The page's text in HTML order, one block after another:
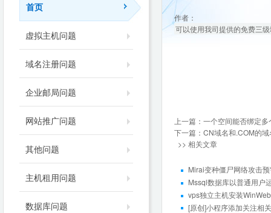
首页
虚拟主机问题
域名注册问题
企业邮局问题
网站推广问题
其他问题
主机租用问题
数据库问题
作者：
可以使用我司提供的免费三
上一篇： 一个空间能否绑定多
下一篇： CN域名和.COM的
>> 相关文章
Mirai变种僵尸网络攻击
Mssql数据库以普通用户
vps独立主机安装
[原创]小程序添加关注相